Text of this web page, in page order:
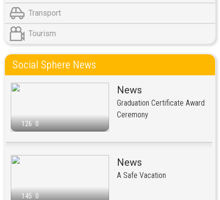
Transport
Tourism
Social Sphere News
126 0
News
Graduation Certificate Award
Ceremony
145 0
News
A Safe Vacation